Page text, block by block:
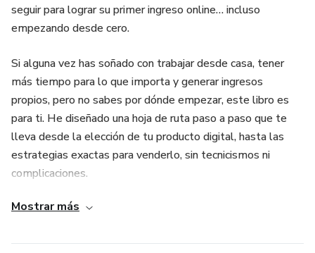
seguir para lograr su primer ingreso online… incluso
empezando desde cero.
Si alguna vez has soñado con trabajar desde casa, tener
más tiempo para lo que importa y generar ingresos
propios, pero no sabes por dónde empezar, este libro es
para ti. He diseñado una hoja de ruta paso a paso que te
lleva desde la elección de tu producto digital, hasta las
estrategias exactas para venderlo, sin tecnicismos ni
complicaciones.
Dentro encontrarás:
✅ Cómo elegir el producto digital ideal para ti (propio, de
Mostrar más